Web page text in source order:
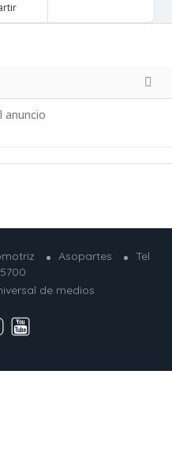
anuncio
Asopartes
Tel
de medios